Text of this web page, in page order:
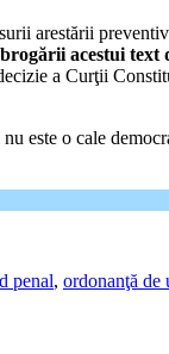
arestării
acestui text
a Curţii
este o cale
penal, ordonanţă de